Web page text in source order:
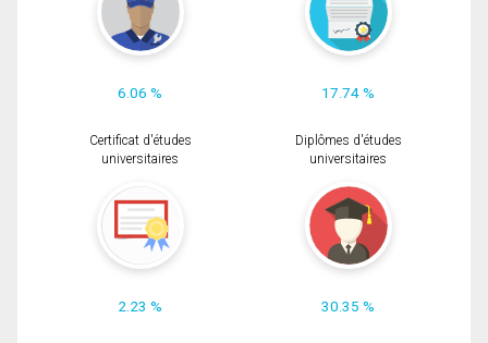
6.06 % 17.74 %
Certificat d'études
universitaires
2.23 %
Diplômes d'études
universitaires
30.35 %